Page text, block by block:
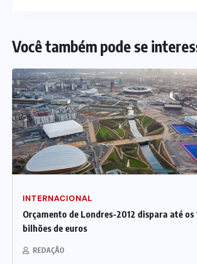
Você também pode se
INTERNACIONAL
Orçamento de Londres-2012 dispara até os
bilhões de euros
REDAÇÃO
Vale-refeição cobre apenas 9
úteis de alimentação em
Grosso, aponta levantamento